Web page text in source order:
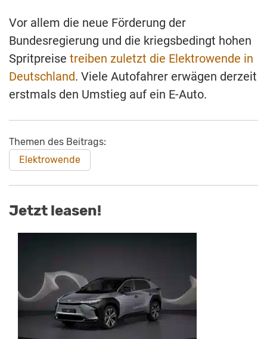
Vor allem die neue Förderung der
Bundesregierung und die kriegsbedingt hohen
Spritpreise treiben zuletzt die Elektrowende in
Deutschland. Viele Autofahrer erwägen derzeit
erstmals den Umstieg auf ein E-Auto.
Themen des Beitrags:
Elektrowende
Jetzt leasen!